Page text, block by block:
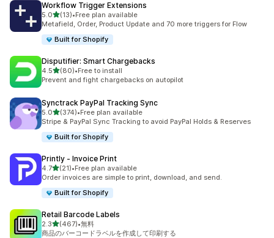
Workflow Trigger Extensions
5.05つ星中
(13)
合計レビュー数：13件
•Free plan available
Metafield, Order, Product Update and 70 more triggers for Flow
Built for Shopify
Disputifier: Smart Chargebacks
4.55つ星中
(80)
合計レビュー数：80件
•Free to install
Prevent and fight chargebacks on autopilot
Synctrack PayPal Tracking Sync
5.05つ星中
(374)
合計レビュー数：374件
•Free plan available
Stripe & PayPal Sync Tracking to avoid PayPal Holds & Reserves
Built for Shopify
Printly ‑ Invoice Print
4.75つ星中
(21)
合計レビュー数：21件
•Free plan available
Order invoices are simple to print, download, and send.
Built for Shopify
Retail Barcode Labels
2.35つ星中
(467)
合計レビュー数：467件
•無料
商品のバーコードラベルを作成して印刷する